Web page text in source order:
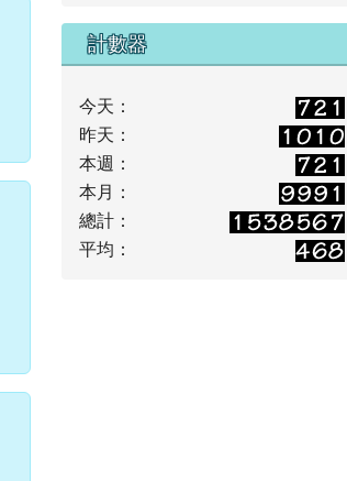
計數器
今天：
昨天：
本週：
本月：
總計：
平均：